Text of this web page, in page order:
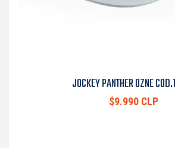
JOCKEY PANTHER OZNE
$9.990 CLP